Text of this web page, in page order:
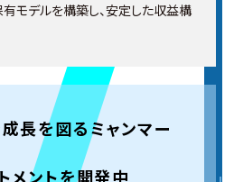
NEW
モデルを構築し、安定した収益構
長を図るミャンマー
メントを開発中